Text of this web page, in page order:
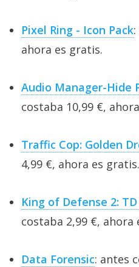
Pixel Ring - Icon Pack
ahora es gratis.
Audio Manager-Hide
costaba 10,99 €,
Traffic Cop: Golden
4,99 €, ahora es gratis.
King of Defense 2:
costaba 2,99 €, ahora
Data Forensic: antes